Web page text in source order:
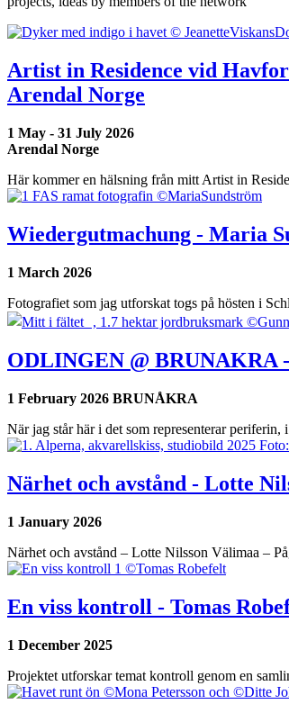
Artist in Residence vid
Arendal Norge
1 May - 31 July 2026
Arendal Norge
Här kommer en hälsning från mitt Artist in
Wiedergutmachung - Maria
1 March 2026
Fotografiet som jag utforskat togs på hösten i
ODLINGEN @ BRUNAKRA
1 February 2026 BRUNÅKRA
När jag står här i det som representerar
Närhet och avstånd - Lotte
1 January 2026
Närhet och avstånd – Lotte Nilsson Välimaa –
En viss kontroll - Tomas
1 December 2025
Projektet utforskar temat kontroll genom en